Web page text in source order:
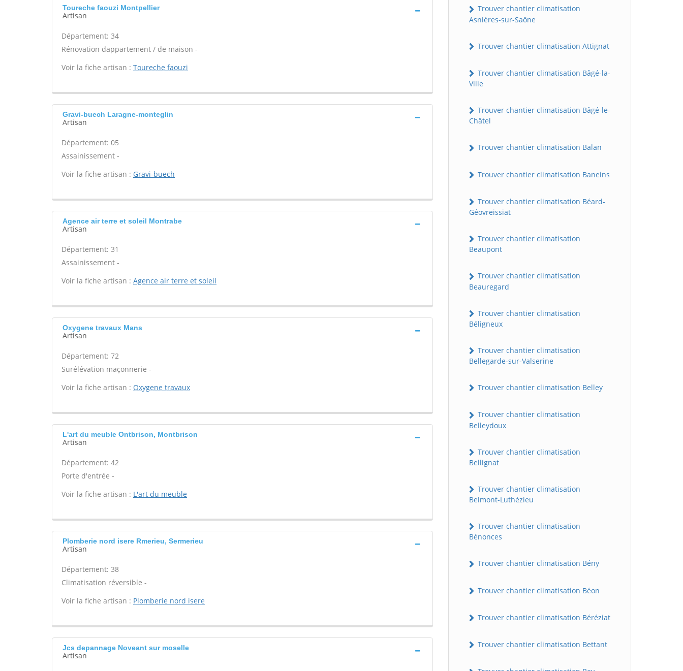
Toureche faouzi Montpellier
Artisan
Département: 34
Rénovation dappartement / de maison -
Voir la fiche artisan : Toureche faouzi
Gravi-buech Laragne-monteglin
Artisan
Département: 05
Assainissement -
Voir la fiche artisan : Gravi-buech
Agence air terre et soleil Montrabe
Artisan
Département: 31
Assainissement -
Voir la fiche artisan : Agence air terre et soleil
Oxygene travaux Mans
Artisan
Département: 72
Surélévation maçonnerie -
Voir la fiche artisan : Oxygene travaux
L'art du meuble Ontbrison, Montbrison
Artisan
Département: 42
Porte d'entrée -
Voir la fiche artisan : L'art du meuble
Plomberie nord isere Rmerieu, Sermerieu
Artisan
Département: 38
Climatisation réversible -
Voir la fiche artisan : Plomberie nord isere
Jcs depannage Noveant sur moselle
Artisan
Trouver chantier climatisation
Asnières-sur-Saône
Trouver chantier climatisation Attignat
Trouver chantier climatisation Bâgé-la-
Ville
Trouver chantier climatisation Bâgé-le-
Châtel
Trouver chantier climatisation Balan
Trouver chantier climatisation Baneins
Trouver chantier climatisation Béard-
Géovreissiat
Trouver chantier climatisation
Beaupont
Trouver chantier climatisation
Beauregard
Trouver chantier climatisation
Béligneux
Trouver chantier climatisation
Bellegarde-sur-Valserine
Trouver chantier climatisation Belley
Trouver chantier climatisation
Belleydoux
Trouver chantier climatisation
Bellignat
Trouver chantier climatisation
Belmont-Luthézieu
Trouver chantier climatisation
Bénonces
Trouver chantier climatisation Bény
Trouver chantier climatisation Béon
Trouver chantier climatisation Béréziat
Trouver chantier climatisation Bettant